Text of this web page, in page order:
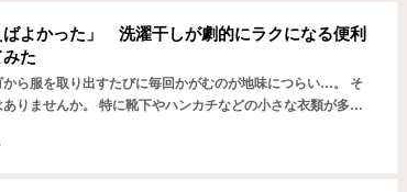
ばよかった」 洗濯干しが劇的にラクになる便利
た
ら服を取り出すたびに毎回かがむのが地味につらい…。 そ
りませんか。 特に靴下やハンカチなどの小さな衣類が多い